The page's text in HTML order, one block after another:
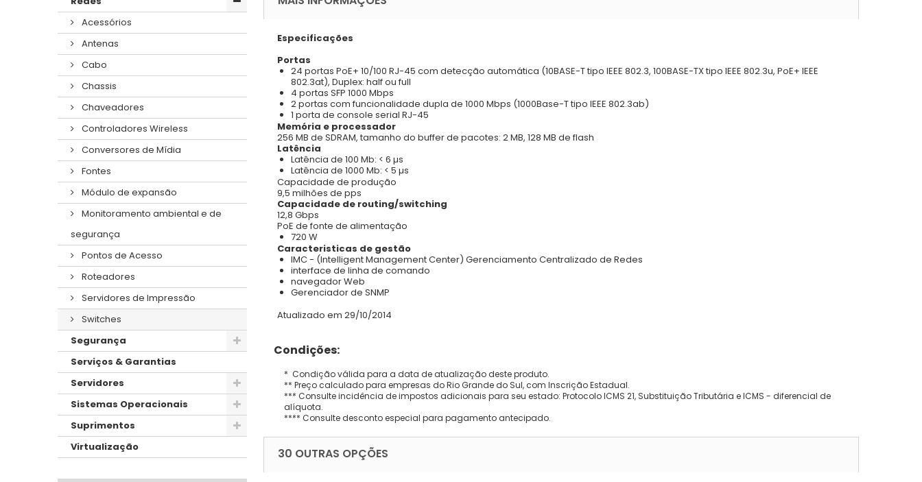
Acessórios
Antenas
Cabo
Chassis
Chaveadores
Controladores Wireless
Conversores de Mídia
Fontes
Módulo de expansão
Monitoramento ambiental e de
segurança
Pontos de Acesso
Roteadores
Servidores de Impressão
Switches
Segurança
Serviços & Garantias
Servidores
Sistemas Operacionais
Suprimentos
Virtualização
Especificações
Portas
24 portas PoE+ 10/100 RJ-45 com detecção automática (10BASE-T tipo IEEE 802.3, 100BASE-TX tipo IEEE 802.3u, PoE+ IEEE
802.3at), Duplex: half ou full
4 portas SFP 1000 Mbps
2 portas com funcionalidade dupla de 1000 Mbps (1000Base-T tipo IEEE 802.3ab)
1 porta de console serial RJ-45
Memória e processador
256 MB de SDRAM, tamanho do buffer de pacotes: 2 MB, 128 MB de flash
Latência
Latência de 100 Mb: < 6 µs
Latência de 1000 Mb: < 5 µs
Capacidade de produção
9,5 milhões de pps
Capacidade de routing/switching
12,8 Gbps
PoE de fonte de alimentação
720 W
Caracteristicas de gestão
IMC - (Intelligent Management Center) Gerenciamento Centralizado de Redes
interface de linha de comando
navegador Web
Gerenciador de SNMP
Atualizado em 29/10/2014
Condições:
* Condição válida para a data de atualização deste produto.
** Preço calculado para empresas do Rio Grande do Sul, com Inscrição Estadual.
*** Consulte incidência de impostos adicionais para seu estado: Protocolo ICMS 21, Substituição Tributária e ICMS - diferencial de
alíquota.
**** Consulte desconto especial para pagamento antecipado.
30 OUTRAS OPÇÕES